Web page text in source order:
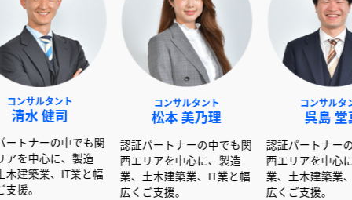
でも関
製造
業と幅
コンサルタント
松本 美乃理
認証パートナーの中でも関
西エリアを中心に、製造
業、土木建築業、IT業と幅
広くご支援。
コンサルタント
認証パートナーの中でも関
西エリアを中心に、製造
業、土木建築業、IT業と幅
広くご支援。